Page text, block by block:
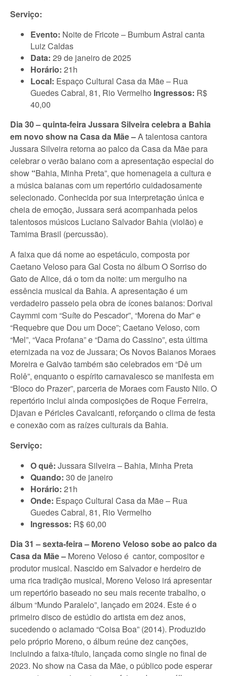
Serviço:
Evento: Noite de Fricote – Bumbum Astral canta
Luiz Caldas
Data: 29 de janeiro de 2025
Horário: 21h
Local: Espaço Cultural Casa da Mãe – Rua
Guedes Cabral, 81, Rio Vermelho Ingressos: R$
40,00
Dia 30 – quinta-feira Jussara Silveira celebra a Bahia
em novo show na Casa da Mãe –A talentosa cantora
Jussara Silveira retorna ao palco da Casa da Mãe para
celebrar o verão baiano com a apresentação especial do
show “Bahia, Minha Preta”, que homenageia a cultura e
a música baianas com um repertório cuidadosamente
selecionado. Conhecida por sua interpretação única e
cheia de emoção, Jussara será acompanhada pelos
talentosos músicos Luciano Salvador Bahia (violão) e
Tamima Brasil (percussão).
A faixa que dá nome ao espetáculo, composta por
Caetano Veloso para Gal Costa no álbum O Sorriso do
Gato de Alice, dá o tom da noite: um mergulho na
essência musical da Bahia. A apresentação é um
verdadeiro passeio pela obra de ícones baianos: Dorival
Caymmi com “Suíte do Pescador”, “Morena do Mar” e
“Requebre que Dou um Doce”; Caetano Veloso, com
“Mel”, “Vaca Profana” e “Dama do Cassino”, esta última
eternizada na voz de Jussara; Os Novos Baianos Moraes
Moreira e Galvão também são celebrados em “Dê um
Rolê”, enquanto o espírito carnavalesco se manifesta em
“Bloco do Prazer”, parceria de Moraes com Fausto Nilo. O
repertório inclui ainda composições de Roque Ferreira,
Djavan e Péricles Cavalcanti, reforçando o clima de festa
e conexão com as raízes culturais da Bahia.
Serviço:
O quê: Jussara Silveira – Bahia, Minha Preta
Quando: 30 de janeiro
Horário: 21h
Onde: Espaço Cultural Casa da Mãe – Rua
Guedes Cabral, 81, Rio Vermelho
Ingressos: R$ 60,00
Dia 31 – sexta-feira – Moreno Veloso sobe ao palco da
Casa da Mãe – Moreno Veloso é cantor, compositor e
produtor musical. Nascido em Salvador e herdeiro de
uma rica tradição musical, Moreno Veloso irá apresentar
um repertório baseado no seu mais recente trabalho, o
álbum “Mundo Paralelo”, lançado em 2024. Este é o
primeiro disco de estúdio do artista em dez anos,
sucedendo o aclamado “Coisa Boa” (2014). Produzido
pelo próprio Moreno, o álbum reúne dez canções,
incluindo a faixa-título, lançada como single no final de
2023. No show na Casa da Mãe, o público pode esperar